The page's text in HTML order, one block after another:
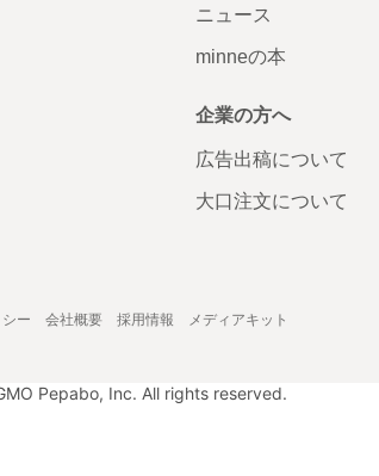
ニュース
minneの本
企業の方へ
広告出稿について
大口注文について
ー 会社概要 採用情報 メディアキット
Pepabo, Inc. All rights reserved.